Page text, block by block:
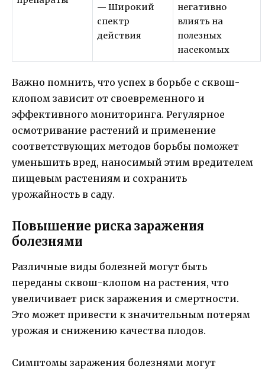
— Широкий
спектр
действия
негативно
влиять на
полезных
насекомых
Важно помнить, что успех в борьбе с сквош-
клопом зависит от своевременного и
эффективного мониторинга. Регулярное
осмотривание растений и применение
соответствующих методов борьбы поможет
уменьшить вред, наносимый этим вредителем
пищевым растениям и сохранить
урожайность в саду.
Повышение риска заражения
болезнями
Различные виды болезней могут быть
переданы сквош-клопом на растения, что
увеличивает риск заражения и смертности.
Это может привести к значительным потерям
урожая и снижению качества плодов.
Симптомы заражения болезнями могут